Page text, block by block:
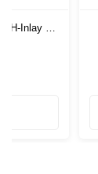
H-Inlay 53-